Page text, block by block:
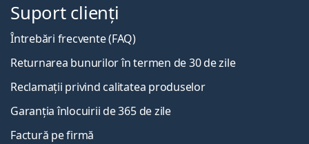
Suport clienți
Întrebări frecvente (FAQ)
Returnarea bunurilor în termen de 30 de zile
Reclamații privind calitatea produselor
Garanția înlocuirii de 365 de zile
Factură pe firmă